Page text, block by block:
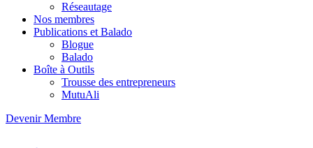
Réseautage
Nos membres
Publications et Balado
Blogue
Balado
Boîte à Outils
Trousse des entrepreneurs
MutuAli
Devenir Membre